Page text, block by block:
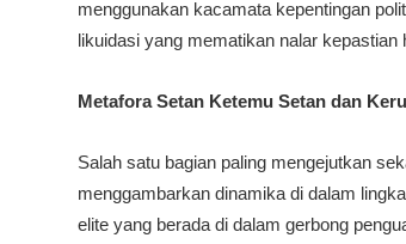
menggunakan kacamata kepentingan
likuidasi yang mematikan nalar kepastian
Metafora Setan Ketemu Setan dan
Salah satu bagian paling mengejutkan
menggambarkan dinamika di dalam
elite yang berada di dalam gerbong